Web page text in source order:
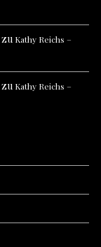
zu Kathy Reichs –
zu Kathy Reichs –